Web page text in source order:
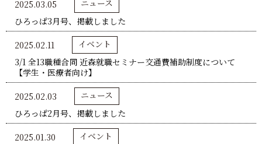
2025.03.05
ニュース
ひろっぱ3月号、掲載しました
2025.02.11
イベント
3/1 全13職種合同 近森就職セミナー交通費補助制度について
【学生・医療者向け】
2025.02.03
ニュース
ひろっぱ2月号、掲載しました
2025.01.30
イベント